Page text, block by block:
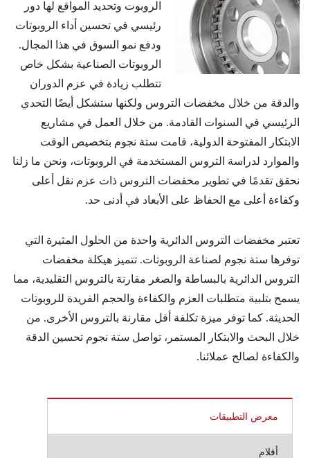
الروبوت وتحديد المواقع لها دور
رئيسي في تحسين أداء الروبوتات
ودفع نمو السوق في هذا المجال.
الروبوتات الصناعية بشكل خاص
تتطلب زيادة في عزم الدوران
والدقة من خلال مخفضات التروس ولكنها ستشكل أيضًا التحدي
الرئيسي في السنوات القادمة. من خلال العمل في مشاريع
الابتكار المفتوحة الدولية، قامت ستة نجوم بتخصيص الوقت
والموارد لدراسة التروس المستخدمة في الروبوتات، ونحن ما زلنا
نحقق تقدمًا في تطوير مخفضات التروس ذات عزم نقل أعلى
وكفاءة أعلى مع الحفاظ على الأبعاد في أدنى حد.
تعتبر مخفضات التروس الدائرية واحدة من الحلول المثيرة التي
توفرها ستة نجوم لصناعة الروبوتات. تتميز هيكلة مخفضات
التروس الدائرية بالبساطة والصغر مقارنة بالتروس التقليدية، مما
يسمح بتلبية متطلبات العزم والكفاءة والحجم الفريدة للروبوتات
الحديثة. كما توفر ميزة تكلفة أقل مقارنة بالتروس الأخرى. من
خلال البحث والابتكار المستمر، تواصل ستة نجوم تحسين الدقة
والكفاءة لصالح عملائنا.
معرض التطبيقات
أفلام